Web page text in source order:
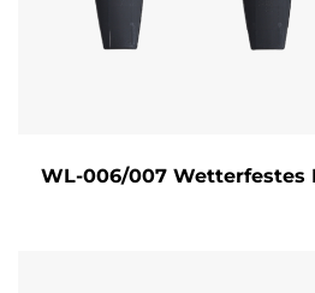
WL-006/007 Wetterfestes